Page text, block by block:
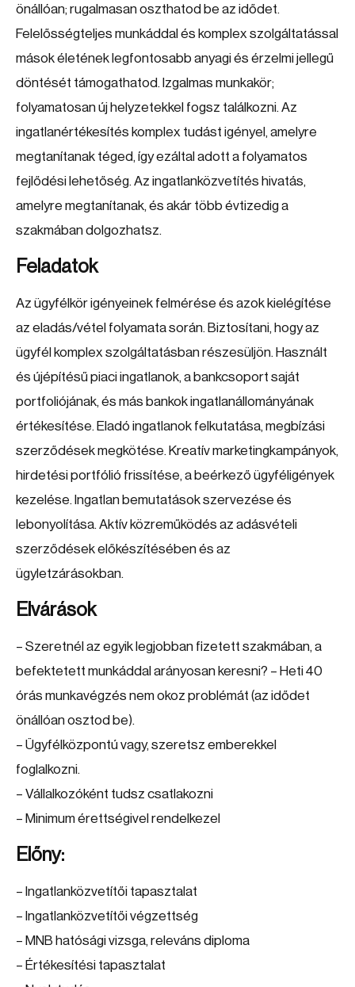
önállóan; rugalmasan oszthatod be az idődet.
Felelősségteljes munkáddal és komplex szolgáltatással
mások életének legfontosabb anyagi és érzelmi jellegű
döntését támogathatod. Izgalmas munkakör;
folyamatosan új helyzetekkel fogsz találkozni. Az
ingatlanértékesítés komplex tudást igényel, amelyre
megtanítanak téged, így ezáltal adott a folyamatos
fejlődési lehetőség. Az ingatlanközvetítés hivatás,
amelyre megtanítanak, és akár több évtizedig a
szakmában dolgozhatsz.
Feladatok
Az ügyfélkör igényeinek felmérése és azok kielégítése
az eladás/vétel folyamata során. Biztosítani, hogy az
ügyfél komplex szolgáltatásban részesüljön. Használt
és újépítésű piaci ingatlanok, a bankcsoport saját
portfoliójának, és más bankok ingatlanállományának
értékesítése. Eladó ingatlanok felkutatása, megbízási
szerződések megkötése. Kreatív marketingkampányok,
hirdetési portfólió frissítése, a beérkező ügyféligények
kezelése. Ingatlan bemutatások szervezése és
lebonyolítása. Aktív közreműködés az adásvételi
szerződések előkészítésében és az
ügyletzárásokban.
Elvárások
– Szeretnél az egyik legjobban fizetett szakmában, a
befektetett munkáddal arányosan keresni? – Heti 40
órás munkavégzés nem okoz problémát (az idődet
önállóan osztod be).
– Ügyfélközpontú vagy, szeretsz emberekkel
foglalkozni.
– Vállalkozóként tudsz csatlakozni
– Minimum érettségivel rendelkezel
Előny:
– Ingatlanközvetítői tapasztalat
– Ingatlanközvetítői végzettség
– MNB hatósági vizsga, releváns diploma
– Értékesítési tapasztalat